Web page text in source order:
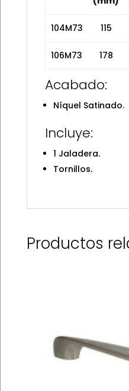
104M73 115
106M73 178
Acabado:
Níquel Satinado.
Incluye:
1 Jaladera.
Tornillos.
Productos